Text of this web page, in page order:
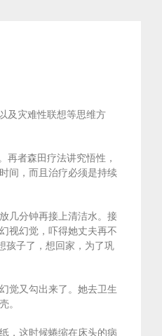
及灾难性联想等思维方
者森田疗法讲究悟性，
间，而且治疗必须是持续
几分钟再接上清洁水。接
视幻觉，吓得她丈夫再不
孩子了，想回家，为了巩
觉又勾出来了。她去卫生
。
，这时候蜷缩在床头的病